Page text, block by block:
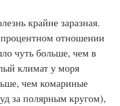
крайне заразная.
отношении
чуть больше, чем в
климат у моря
чем комариные
за полярным кругом),